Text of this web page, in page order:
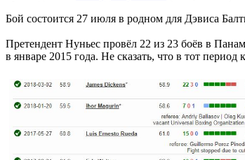
Бой состоится 27 июля в родном для Дэвиса
Претендент Нуньес провёл 22 из 23 боёв в
в январе 2015 года. Не сказать, что в тот